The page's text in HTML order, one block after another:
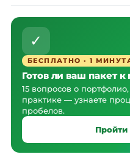
✓
БЕСПЛАТНО · 1
Готов ли ваш пакет
15 вопросов о
практике — узнаете
пробелов.
Пройти